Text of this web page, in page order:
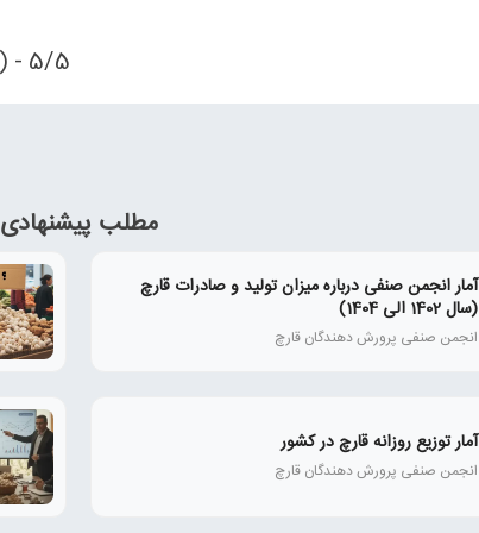
5/5 - (2 امتیاز)
مطلب پیشنهادی
آمار انجمن صنفی درباره میزان تولید و صادرات قارچ
(سال 1402 الی 1404)
انجمن صنفی پرورش دهندگان قارچ
آمار توزیع روزانه قارچ در کشور
انجمن صنفی پرورش دهندگان قارچ